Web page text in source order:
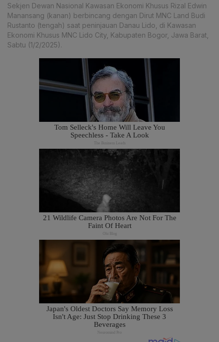
Sekjen Dewan Nasional Kawasan Ekonomi Khusus Rizal Edwin
Manansang (kanan) berbincang dengan Dirut MNC Land Budi
Rustanto (tengah) saat peninjauan Danau Lido, di Kawasan
Ekonomi Khusus MNC Lido City, Kabupaten Bogor, Jawa Barat,
Sabtu (1/2/2025).